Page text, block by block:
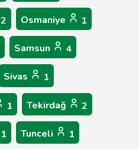
2 Osmaniye 1
Samsun 4
Sivas 1
1 Tekirdağ 2
1 Tunceli 1